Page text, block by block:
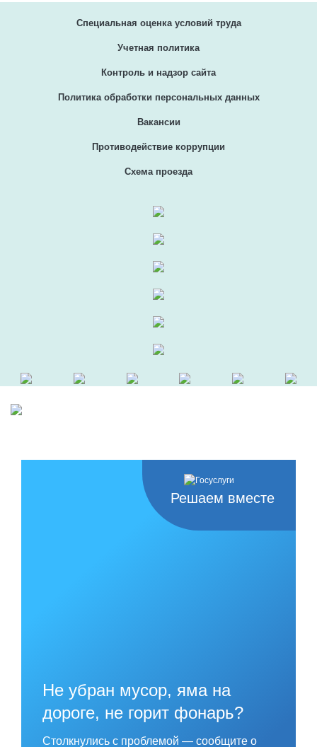
Специальная оценка условий труда
Учетная политика
Контроль и надзор сайта
Политика обработки персональных данных
Вакансии
Противодействие коррупции
Схема проезда
Решаем вместе
Не убран мусор, яма на
дороге, не горит фонарь?
Столкнулись с проблемой — сообщите о